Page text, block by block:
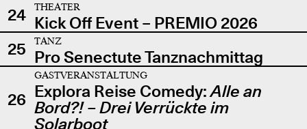
24
THEATER
Kick Off Event – PREMIO 2026
25
TANZ
Pro Senectute Tanznachmittag
26
GASTVERANSTALTUNG
Explora Reise Comedy:Alle an
Bord?! – Drei Verrückte im
Solarboot